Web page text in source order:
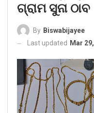
ଗ୍ରାମ ସୁନା ଠାବ
By Biswabijayee
Last updated
Mar